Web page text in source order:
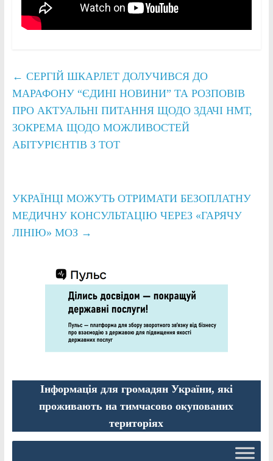
← СЕРГІЙ ШКАРЛЕТ ДОЛУЧИВСЯ ДО
МАРАФОНУ “ЄДИНІ НОВИНИ” ТА РОЗПОВІВ
ПРО АКТУАЛЬНІ ПИТАННЯ ЩОДО ЗДАЧІ НМТ,
ЗОКРЕМА ЩОДО МОЖЛИВОСТЕЙ
АБІТУРІЄНТІВ З ТОТ
УКРАЇНЦІ МОЖУТЬ ОТРИМАТИ БЕЗОПЛАТНУ
МЕДИЧНУ КОНСУЛЬТАЦІЮ ЧЕРЕЗ «ГАРЯЧУ
ЛІНІЮ» МОЗ →
Інформація для громадян України, які
проживають на тимчасово окупованих
територіях